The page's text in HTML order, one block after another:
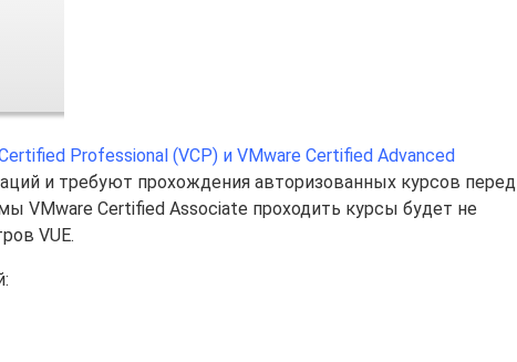
Professional (VCP) и VMware Certified Advanced
и требуют прохождения авторизованных курсов перед
VMware Certified Associate проходить курсы будет не
VUE.